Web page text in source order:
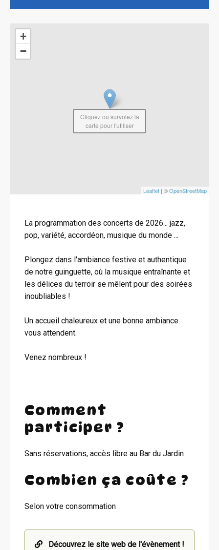
+
−
Leaflet | ©OpenStreetMap
Cliquez ou survolez la
carte pour l'utiliser
La programmation des concerts de 2026... jazz,
pop, variété, accordéon, musique du monde ...
Plongez dans l'ambiance festive et authentique
de notre guinguette, où la musique entraînante et
les délices du terroir se mêlent pour des soirées
inoubliables !
Un accueil chaleureux et une bonne ambiance
vous attendent.
Venez nombreux !
Comment
participer ?
Sans réservations, accès libre au Bar du Jardin
Combien ça coûte ?
Selon votre consommation
Découvrez le site web de l'évènement !